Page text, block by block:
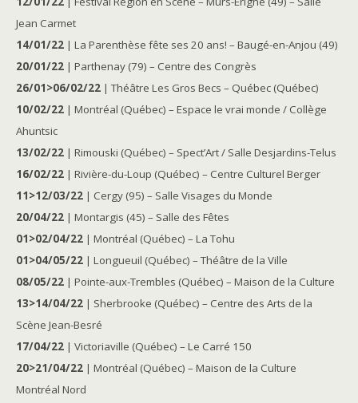
Jean Carmet
14/01/22 | La Parenthèse fête ses 20 ans! – Baugé-en-Anjou (49)
20/01/22 | Parthenay (79) – Centre des Congrès
26/01>06/02/22 | Théâtre Les Gros Becs – Québec (Québec)
10/02/22 | Montréal (Québec) – Espace le vrai monde / Collège
Ahuntsic
13/02/22 | Rimouski (Québec) – Spect’Art / Salle Desjardins-Telus
16/02/22 | Rivière-du-Loup (Québec) – Centre Culturel Berger
11>12/03/22 | Cergy (95) – Salle Visages du Monde
20/04/22 | Montargis (45) – Salle des Fêtes
01>02/04/22 | Montréal (Québec) – La Tohu
01>04/05/22 | Longueuil (Québec) – Théâtre de la Ville
08/05/22 | Pointe-aux-Trembles (Québec) – Maison de la Culture
13>14/04/22 | Sherbrooke (Québec) – Centre des Arts de la
Scène Jean-Besré
17/04/22 | Victoriaville (Québec) – Le Carré 150
20>21/04/22 | Montréal (Québec) – Maison de la Culture
Montréal Nord